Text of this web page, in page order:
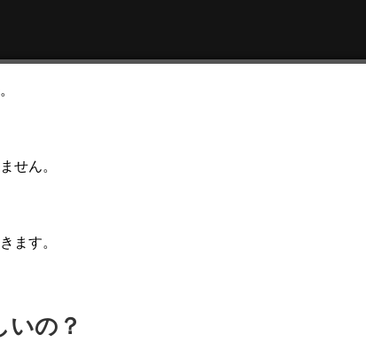
せん。
ます。
いの？